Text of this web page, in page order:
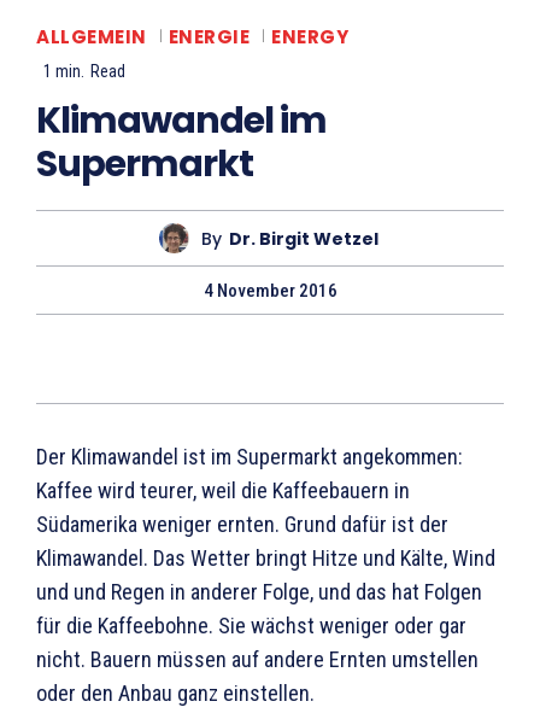
ALLGEMEIN ENERGIE ENERGY
1 min. Read
Klimawandel im
Supermarkt
By Dr. Birgit Wetzel
4 November 2016
Der Klimawandel ist im Supermarkt angekommen:
Kaffee wird teurer, weil die Kaffeebauern in
Südamerika weniger ernten. Grund dafür ist der
Klimawandel. Das Wetter bringt Hitze und Kälte, Wind
und und Regen in anderer Folge, und das hat Folgen
für die Kaffeebohne. Sie wächst weniger oder gar
nicht. Bauern müssen auf andere Ernten umstellen
oder den Anbau ganz einstellen.